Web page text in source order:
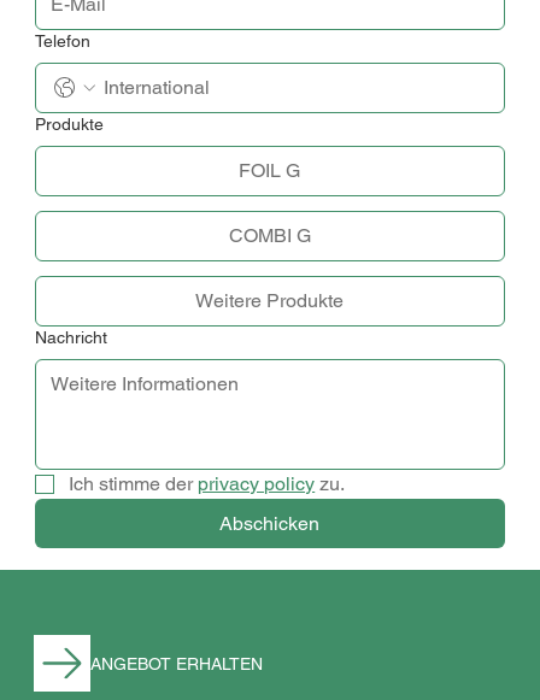
Telefon
Produkte
FOIL G
COMBI G
Weitere Produkte
Nachricht
Ich stimme der privacy policy zu.
Abschicken
ANGEBOT ERHALTEN